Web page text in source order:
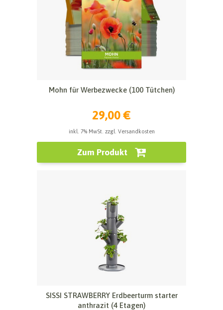
Mohn für Werbezwecke (100 Tütchen)
29,00 €
inkl. 7% MwSt. zzgl. Versandkosten
Zum Produkt
SISSI STRAWBERRY Erdbeerturm starter
anthrazit (4 Etagen)